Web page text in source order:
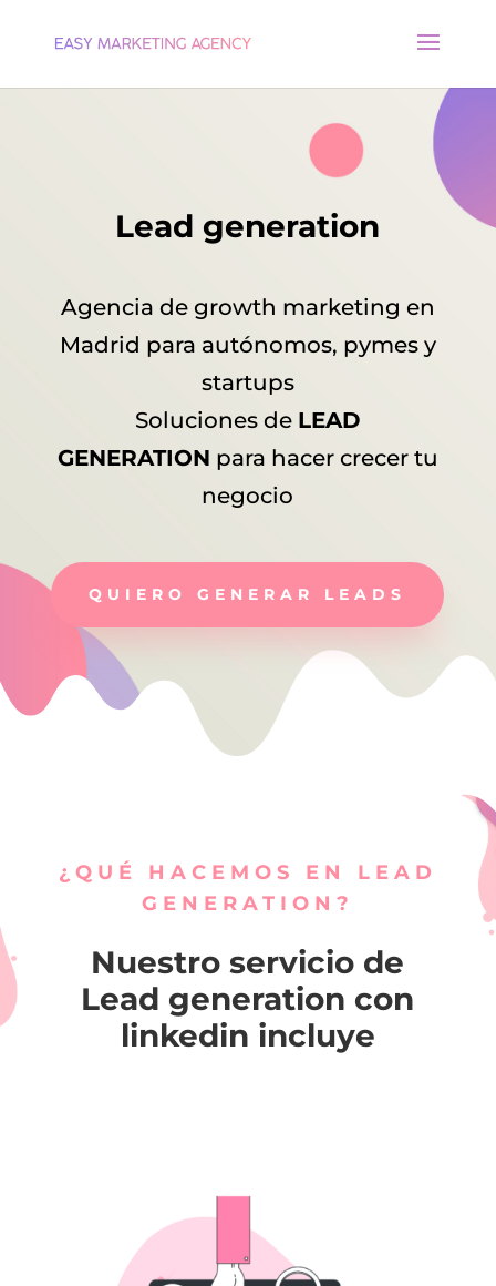
Lead generation
Agencia de growth marketing en
Madrid para autónomos, pymes y
startups
Soluciones de LEAD
GENERATION para hacer crecer tu
negocio
QUIERO GENERAR LEADS
¿QUÉ HACEMOS EN LEAD
GENERATION?
Nuestro servicio de
Lead generation con
linkedin incluye